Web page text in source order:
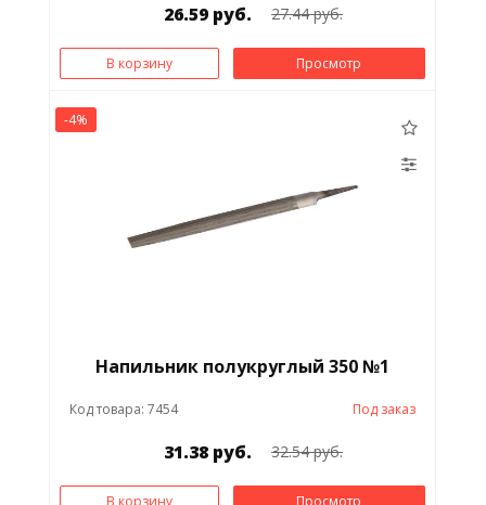
26.59 руб. 27.44 руб.
В корзину Просмотр
-4%
Напильник полукруглый 350 №1
Код товара: 7454 Под заказ
31.38 руб. 32.54 руб.
В корзину Просмотр